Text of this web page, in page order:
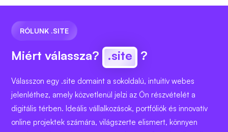
RÓLUNK .SITE
Miért válassza? .site ?
Válasszon egy .site domaint a sokoldalú, intuitív webes
jelenléthez, amely közvetlenül jelzi az Ön részvételét a
digitális térben. Ideális vállalkozások, portfóliók és innovatív
online projektek számára, világszerte elismert, könnyen